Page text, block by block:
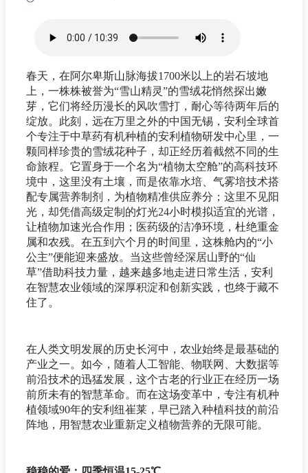
春天，在阿尔卑斯山脉海拔1700米以上的岩石坡地
上，一株株被誉为“雪山精灵”的雪绒花悄然探出嫩
芽，它们将经历漫长的风吹雪打，耐心等待两年后的
绽放。此刻，远在万里之外的中国无锡，安利全球首
个专注于中草药有机种植的安利植物研发中心里，一
颗同样珍贵的雪绒花种子，却正经历着截然不同的生
命旅程。它置身于一个名为“植物太空舱”的高科技环
境中，这里没有土壤，而是依靠水培、气雾培技术搭
配专属营养制剂，为植物精准供应养分；这里不见阳
光，却凭借高级定制的灯光24小时模拟适宜的光谱，
让植物加速光合作用；医药级的洁净环境，杜绝重金
属和农残。在五到六个月的时间里，这株舱内的“小
公主”便能迎来盛放。当这些曾经深居山野的“仙
草”借助科技力量，越来越多地走进日常生活，安利
在智慧农业领域的深厚积淀和创新实践，也终于藏不
住了。
在人类文明发展的历史长河中，农业始终是最基础的
产业之一。如今，随着人工智能、物联网、大数据等
前沿技术的迅猛发展，这个古老的行业正在经历一场
前所未有的智慧革命。而在这场变革中，专注有机种
植领域90年的安利纽崔莱，早已踏入种植科技的前沿
阵地，用智慧农业重新定义植物营养的无限可能。